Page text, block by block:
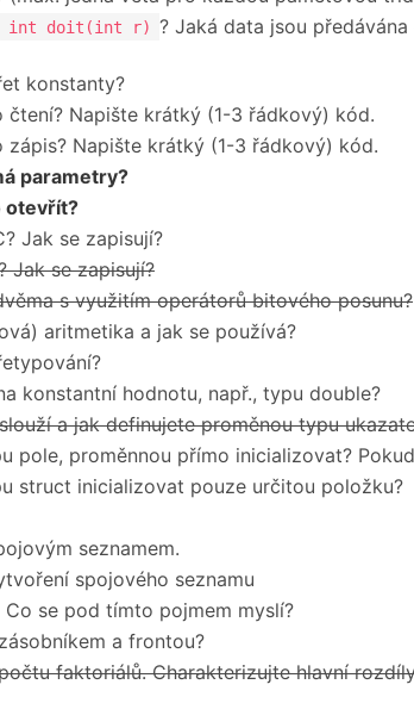
int doit(int r) ? Jaká data jsou
konstanty?
Napište krátký (1-3 řádkový) kód.
Napište krátký (1-3 řádkový) kód.
parametry?
otevřít?
Jak se zapisují?
Jak se zapisují?
s využitím operátorů bitového posunu?
aritmetika a jak se používá?
konstantní hodnotu, např., typu double?
a jak definujete proměnou typu
pole, proměnnou přímo inicializovat?
struct inicializovat pouze určitou položku?
seznamem.
spojového seznamu
se pod tímto pojmem myslí?
a frontou?
faktoriálů. Charakterizujte hlavní